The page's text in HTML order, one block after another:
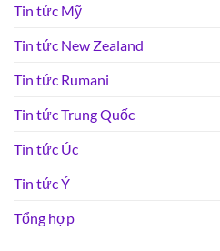
Tin tức Mỹ
Tin tức New Zealand
Tin tức Rumani
Tin tức Trung Quốc
Tin tức Úc
Tin tức Ý
Tổng hợp